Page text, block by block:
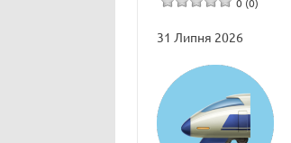
0 (0)
31 Липня 2026